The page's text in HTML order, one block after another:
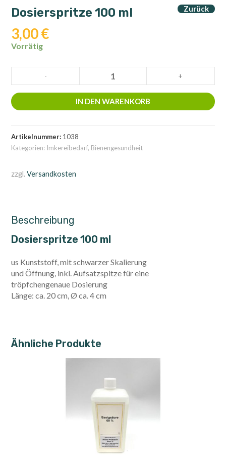
Zurück
Dosierspritze 100 ml
3,00€
Vorrätig
100
ml
Menge
- +
IN DEN WARENKORB
Artikelnummer: 1038
Kategorien: Imkereibedarf, Bienengesundheit
zzgl.Versandkosten
Beschreibung
Dosierspritze 100 ml
us Kunststoff, mit schwarzer Skalierung
und Öffnung, inkl. Aufsatzspitze für eine
tröpfchengenaue Dosierung
Länge: ca. 20 cm, Ø ca. 4 cm
Ähnliche Produkte